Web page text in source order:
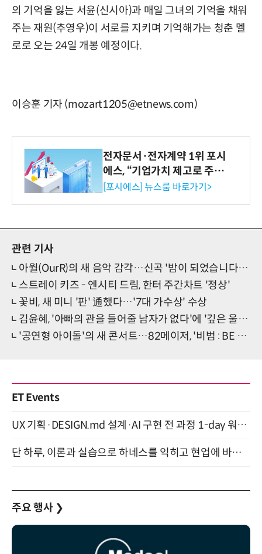
의 기억을 잃는 서윤(신시아)과 매일 그녀의 기억을 채워
주는 재원(추영우)이 서로를 지키며 기억해가는 청춘 멜
로로 오는 24일 개봉 예정이다.
이승훈 기자 (mozart1205@etnews.com)
전자문서·전자계약 1위 포시
에스, “기업가치 제고로 주주
환원 강화” 계획 공시
[포시에스] 뉴스룸 바로가기>
관련 기사
아월(OurR)의 새 음악 감각…신곡 '밤이 되었습니다' 발매
스트레이 키즈 - 엔시티 드림, 한터 주간차트 '정상'
꽃비, 새 미니 '판' 通했다…'7대 가수상' 수상
김윤혜, '아빠의 관을 들어줄 남자가 없다'에 '깊은 울림' 더했다
'공연형 아이돌'의 새 콘서트…82메이저, '비범 : BE 범' 티켓 오픈
ET Events
UX 기획·DESIGN.md 설계·AI 구현 전 과정 1-day 워크숍 with Claude Code·Codex 9월 15일 개최
단 하루, 이론과 실습으로 하네스를 익히고 현업에 바로 쓰는 핸즈온 워크숍 (8/20)
주요 행사 ❯